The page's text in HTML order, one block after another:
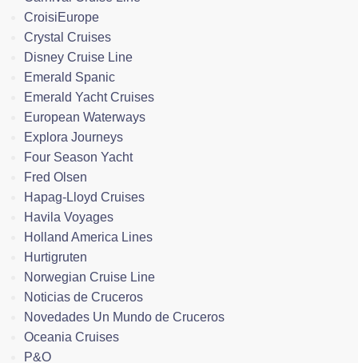
CroisiEurope
Crystal Cruises
Disney Cruise Line
Emerald Spanic
Emerald Yacht Cruises
European Waterways
Explora Journeys
Four Season Yacht
Fred Olsen
Hapag-Lloyd Cruises
Havila Voyages
Holland America Lines
Hurtigruten
Norwegian Cruise Line
Noticias de Cruceros
Novedades Un Mundo de Cruceros
Oceania Cruises
P&O